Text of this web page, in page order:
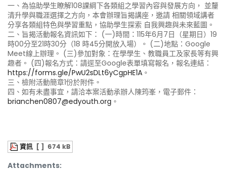
一、為協助學生瞭解108課綱下各類組之學習內容與發展方向， 並釐
清升學與職涯選擇之方向，本會辦理旨揭講座，邀請 相關領域講者
分享各類組特色與學習重點，協助學生探索 自我興趣與未來藍圖。
二、旨揭活動報名資訊如下： (一)時間：115年6月7日（星期日）19
時00分至21時30分（18 時45分開放入場）。 (二)地點：Google
Meet線上辦理。 (三)參加對象：在學學生、教職員工及家長等有興
趣者。 (四)報名方式：請逕至Google表單填寫報名，報名連結：
https://forms.gle/PwU2sDLt6yCgpHE1A 。
三、檢附活動簡章1份於附件。
四、如有未盡事宜，請洽本案活動承辦人陳筠峯，電子郵件：
brianchen0807@edyouth.org 。
Attachments:
資訊 [ ] 674 kB